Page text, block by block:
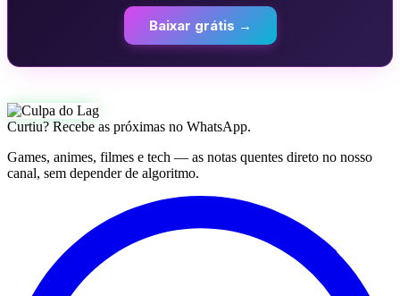
Baixar grátis →
Curtiu? Recebe as próximas no WhatsApp.
Games, animes, filmes e tech — as notas quentes direto no nosso
canal, sem depender de algoritmo.